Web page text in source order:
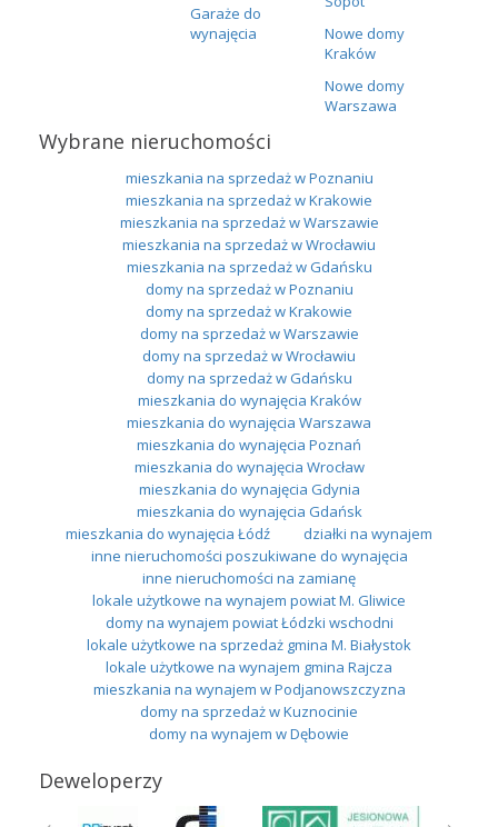
Garaże do
wynajęcia
Nowe domy
Kraków
Nowe domy
Warszawa
Wybrane nieruchomości
mieszkania na sprzedaż w Poznaniu
mieszkania na sprzedaż w Krakowie
mieszkania na sprzedaż w Warszawie
mieszkania na sprzedaż w Wrocławiu
mieszkania na sprzedaż w Gdańsku
domy na sprzedaż w Poznaniu
domy na sprzedaż w Krakowie
domy na sprzedaż w Warszawie
domy na sprzedaż w Wrocławiu
domy na sprzedaż w Gdańsku
mieszkania do wynajęcia Kraków
mieszkania do wynajęcia Warszawa
mieszkania do wynajęcia Poznań
mieszkania do wynajęcia Wrocław
mieszkania do wynajęcia Gdynia
mieszkania do wynajęcia Gdańsk
mieszkania do wynajęcia Łódź
działki na wynajem
inne nieruchomości poszukiwane do wynajęcia
inne nieruchomości na zamianę
lokale użytkowe na wynajem powiat M. Gliwice
domy na wynajem powiat Łódzki wschodni
lokale użytkowe na sprzedaż gmina M. Białystok
lokale użytkowe na wynajem gmina Rajcza
mieszkania na wynajem w Podjanowszczyzna
domy na sprzedaż w Kuznocinie
domy na wynajem w Dębowie
Deweloperzy